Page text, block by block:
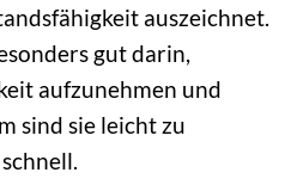
auszeichnet.
gut darin,
aufzunehmen und
sind sie leicht zu